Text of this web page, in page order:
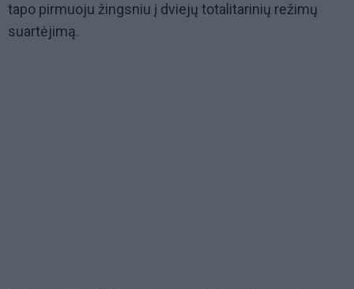
tapo pirmuoju žingsniu į dviejų totalitarinių režimų
suartėjimą.